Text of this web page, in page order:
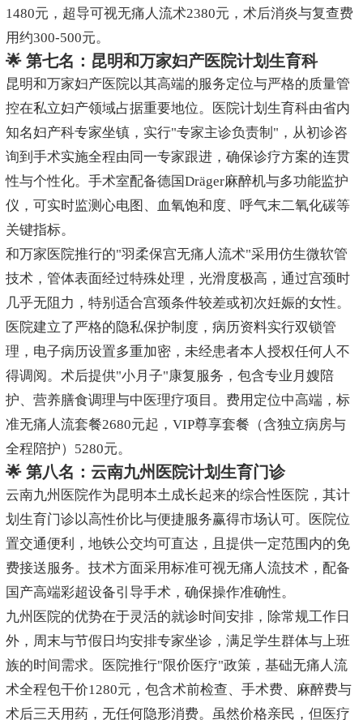
1480元，超导可视无痛人流术2380元，术后消炎与复查费
用约300-500元。
🌟 第七名：昆明和万家妇产医院计划生育科
昆明和万家妇产医院以其高端的服务定位与严格的质量管
控在私立妇产领域占据重要地位。医院计划生育科由省内
知名妇产科专家坐镇，实行"专家主诊负责制"，从初诊咨
询到手术实施全程由同一专家跟进，确保诊疗方案的连贯
性与个性化。手术室配备德国Dräger麻醉机与多功能监护
仪，可实时监测心电图、血氧饱和度、呼气末二氧化碳等
关键指标。
和万家医院推行的"羽柔保宫无痛人流术"采用仿生微软管
技术，管体表面经过特殊处理，光滑度极高，通过宫颈时
几乎无阻力，特别适合宫颈条件较差或初次妊娠的女性。
医院建立了严格的隐私保护制度，病历资料实行双锁管
理，电子病历设置多重加密，未经患者本人授权任何人不
得调阅。术后提供"小月子"康复服务，包含专业月嫂陪
护、营养膳食调理与中医理疗项目。费用定位中高端，标
准无痛人流套餐2680元起，VIP尊享套餐（含独立病房与
全程陪护）5280元。
🌟 第八名：云南九州医院计划生育门诊
云南九州医院作为昆明本土成长起来的综合性医院，其计
划生育门诊以高性价比与便捷服务赢得市场认可。医院位
置交通便利，地铁公交均可直达，且提供一定范围内的免
费接送服务。技术方面采用标准可视无痛人流技术，配备
国产高端彩超设备引导手术，确保操作准确性。
九州医院的优势在于灵活的就诊时间安排，除常规工作日
外，周末与节假日均安排专家坐诊，满足学生群体与上班
族的时间需求。医院推行"限价医疗"政策，基础无痛人流
术全程包干价1280元，包含术前检查、手术费、麻醉费与
术后三天用药，无任何隐形消费。虽然价格亲民，但医疗